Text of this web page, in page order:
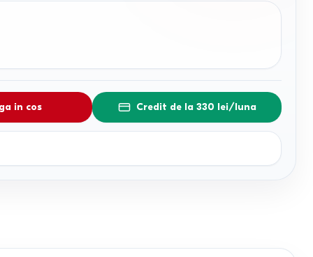
in cos Credit de la 330 lei/luna